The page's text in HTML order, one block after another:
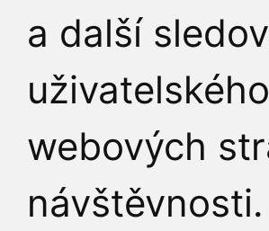
a další
webových
návštěvnosti.